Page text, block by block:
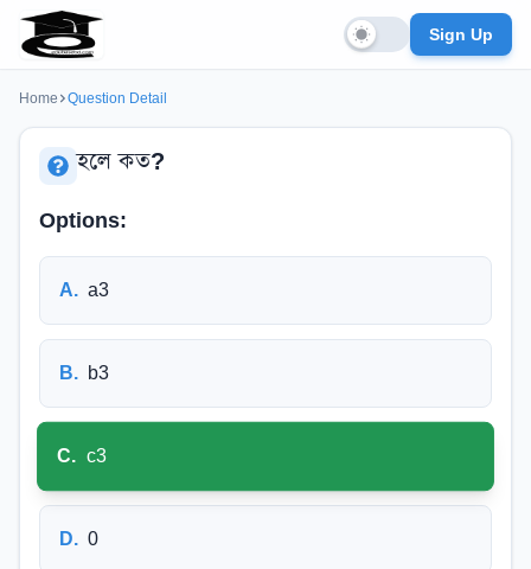
Sign Up
Home Question Detail
হলে কত?
Options:
A. a3
B. b3
C. c3
D. 0